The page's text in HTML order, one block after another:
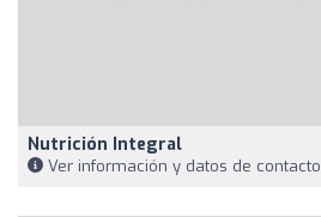
Nutrición Integral
Ver información y datos de contacto